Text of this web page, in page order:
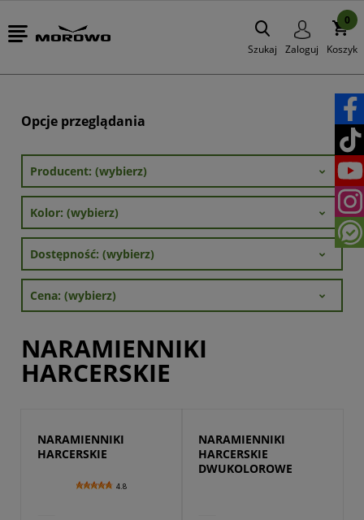
Szukaj Zaloguj Koszyk
0
Opcje przeglądania
Producent: (wybierz)
Kolor: (wybierz)
Dostępność: (wybierz)
Cena: (wybierz)
NARAMIENNIKI
HARCERSKIE
NARAMIENNIKI
HARCERSKIE
4.8
NARAMIENNIKI
HARCERSKIE
DWUKOLOROWE